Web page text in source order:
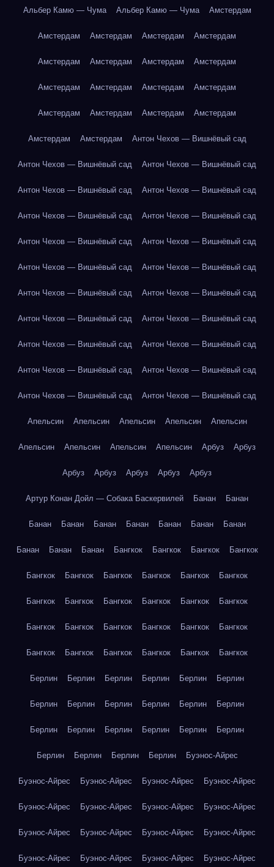
Альбер Камю — Чума Альбер Камю — Чума Амстердам
Амстердам Амстердам Амстердам Амстердам
Амстердам Амстердам Амстердам Амстердам
Амстердам Амстердам Амстердам Амстердам
Амстердам Амстердам Амстердам Амстердам
Амстердам Амстердам Антон Чехов — Вишнёвый сад
Антон Чехов — Вишнёвый сад Антон Чехов — Вишнёвый сад
Антон Чехов — Вишнёвый сад Антон Чехов — Вишнёвый сад
Антон Чехов — Вишнёвый сад Антон Чехов — Вишнёвый сад
Антон Чехов — Вишнёвый сад Антон Чехов — Вишнёвый сад
Антон Чехов — Вишнёвый сад Антон Чехов — Вишнёвый сад
Антон Чехов — Вишнёвый сад Антон Чехов — Вишнёвый сад
Антон Чехов — Вишнёвый сад Антон Чехов — Вишнёвый сад
Антон Чехов — Вишнёвый сад Антон Чехов — Вишнёвый сад
Антон Чехов — Вишнёвый сад Антон Чехов — Вишнёвый сад
Антон Чехов — Вишнёвый сад Антон Чехов — Вишнёвый сад
Апельсин Апельсин Апельсин Апельсин Апельсин
Апельсин Апельсин Апельсин Апельсин Арбуз Арбуз
Арбуз Арбуз Арбуз Арбуз Арбуз
Артур Конан Дойл — Собака Баскервилей Банан Банан
Банан Банан Банан Банан Банан Банан Банан
Банан Банан Банан Бангкок Бангкок Бангкок Бангкок
Бангкок Бангкок Бангкок Бангкок Бангкок Бангкок
Бангкок Бангкок Бангкок Бангкок Бангкок Бангкок
Бангкок Бангкок Бангкок Бангкок Бангкок Бангкок
Бангкок Бангкок Бангкок Бангкок Бангкок Бангкок
Берлин Берлин Берлин Берлин Берлин Берлин
Берлин Берлин Берлин Берлин Берлин Берлин
Берлин Берлин Берлин Берлин Берлин Берлин
Берлин Берлин Берлин Берлин Буэнос-Айрес
Буэнос-Айрес Буэнос-Айрес Буэнос-Айрес Буэнос-Айрес
Буэнос-Айрес Буэнос-Айрес Буэнос-Айрес Буэнос-Айрес
Буэнос-Айрес Буэнос-Айрес Буэнос-Айрес Буэнос-Айрес
Буэнос-Айрес Буэнос-Айрес Буэнос-Айрес Буэнос-Айрес